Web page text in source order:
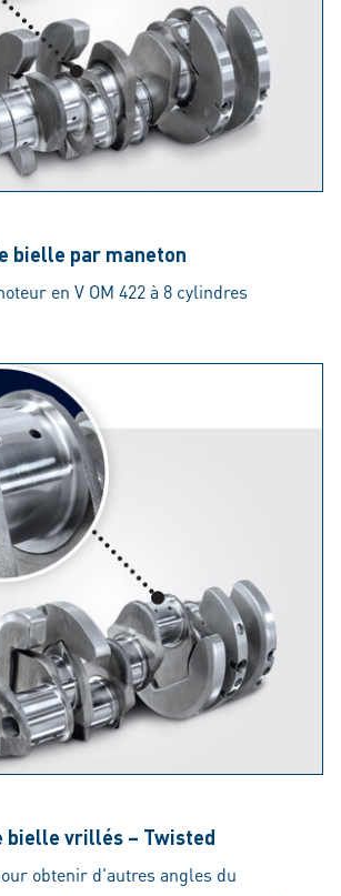
bielle par maneton
en V OM 422 à 8 cylindres
bielle vrillés – Twisted
obtenir d'autres angles du